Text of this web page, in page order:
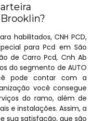
habilitados, CNH PCD,
para Pcd em São
de Carro Pcd, Cnh Ab
do segmento de AUTO
pode contar com a
você consegue
do ramo, além de
e instalações. Assim, a
sua satisfação, que são